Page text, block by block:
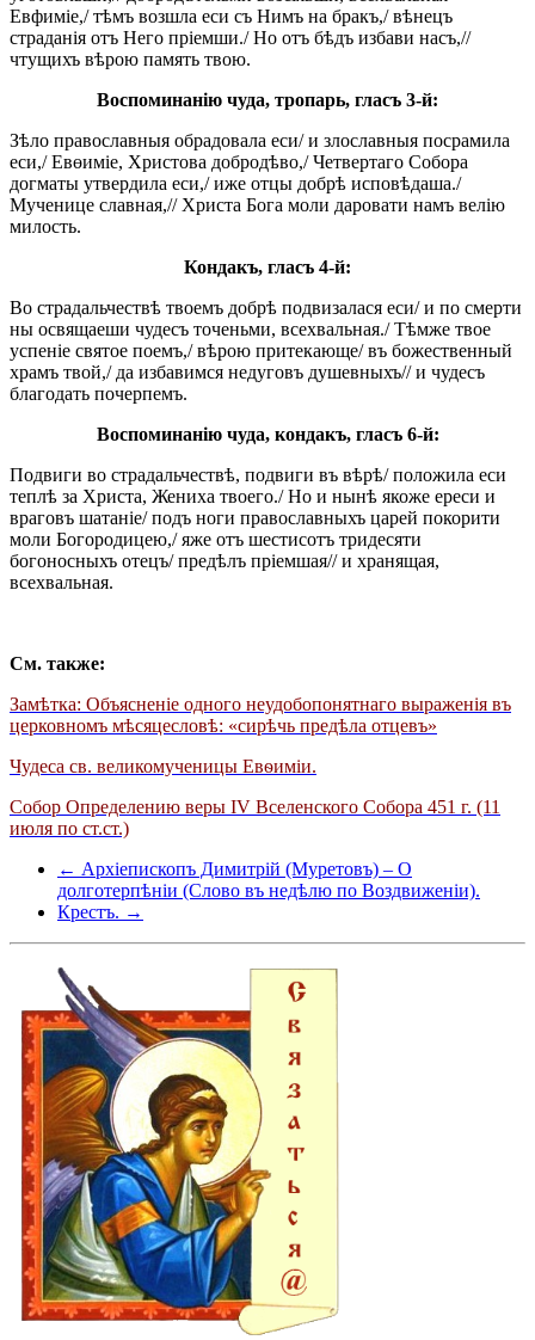
Евфиміе,/ тѣмъ возшла еси съ Нимъ на бракъ,/ вѣнецъ
страданія отъ Него пріемши./ Но отъ бѣдъ избави насъ,//
чтущихъ вѣрою память твою.
Воспоминанію чуда, тропарь, гласъ 3-й:
Зѣло православныя обрадовала еси/ и злославныя посрамила
еси,/ Евɵиміе, Христова добродѣво,/ Четвертаго Собора
догматы утвердила еси,/ иже отцы добрѣ исповѣдаша./
Мученице славная,// Христа Бога моли даровати намъ велію
милость.
Кондакъ, гласъ 4-й:
Во страдальчествѣ твоемъ добрѣ подвизалася еси/ и по смерти
ны освящаеши чудесъ точеньми, всехвальная./ Тѣмже твое
успеніе святое поемъ,/ вѣрою притекающе/ въ божественный
храмъ твой,/ да избавимся недуговъ душевныхъ// и чудесъ
благодать почерпемъ.
Воспоминанію чуда, кондакъ, гласъ 6-й:
Подвиги во страдальчествѣ, подвиги въ вѣрѣ/ положила еси
теплѣ за Христа, Жениха твоего./ Но и нынѣ якоже ереси и
враговъ шатаніе/ подъ ноги православныхъ царей покорити
моли Богородицею,/ яже отъ шестисотъ тридесяти
богоносныхъ отецъ/ предѣлъ пріемшая// и хранящая,
всехвальная.
См. также:
Замѣтка: Объясненіе одного неудобопонятнаго выраженія въ
церковномъ мѣсяцесловѣ: «сирѣчь предѣла отцевъ»
Чудеса св. великомученицы Евѳиміи.
Собор Определению веры IV Вселенского Собора 451 г. (11
июля по ст.ст.)
← Архіепископъ Димитрій (Муретовъ) – О
долготерпѣніи (Слово въ недѣлю по Воздвиженіи).
Крестъ. →